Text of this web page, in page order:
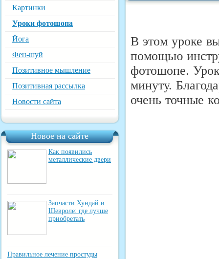
Картинки
Уроки фотошопа
Йога
Фен-шуй
Позитивное мышление
Позитивная рассылка
Новости сайта
Новое на сайте
Как появились
металлические двери
Запчасти Хундай и
Шевроле: где лучше
приобретать
Правильное лечение простуды
В этом уроке
помощью
фотошопе.
минуту.
очень точные